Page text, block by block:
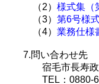
（2） 様式集（
（3） 第6号様
（4） 業務仕様
7.問い合わせ先
宿毛市長寿政
TEL：0880-